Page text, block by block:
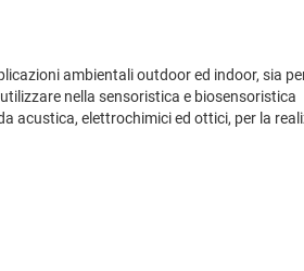
ambientali outdoor ed indoor, sia
nella sensoristica e biosensoristica
acustica, elettrochimici ed ottici, per la